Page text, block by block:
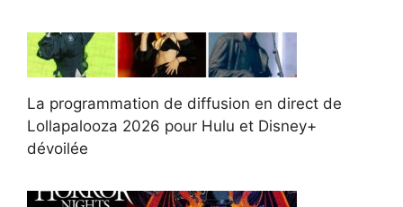
La programmation de diffusion en direct de
Lollapalooza 2026 pour Hulu et Disney+
dévoilée